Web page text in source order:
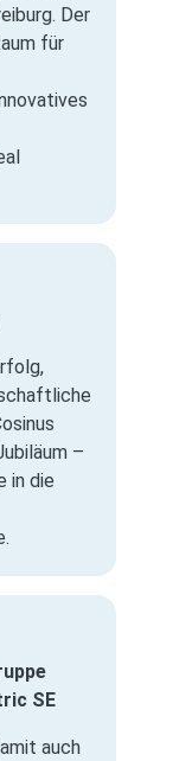
Der
für
–
in die
SE
auch